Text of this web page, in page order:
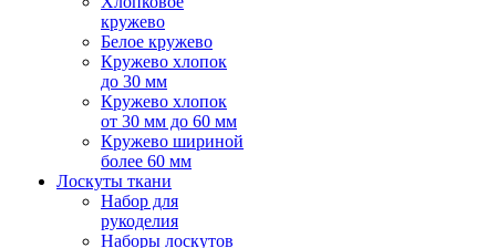
кружево
Белое кружево
Кружево хлопок
до 30 мм
Кружево хлопок
от 30 мм до 60 мм
Кружево шириной
более 60 мм
Лоскуты ткани
Набор для
рукоделия
Наборы лоскутов